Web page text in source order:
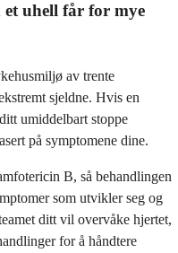
et uhell får for mye
av trente
sjeldne. Hvis en
umiddelbart stoppe
på symptomene dine.
B, så behandlingen
som utvikler seg og
ditt vil overvåke hjertet,
for å håndtere